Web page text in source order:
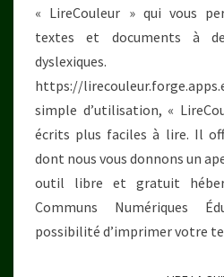
« LireCouleur » qui vous
textes et documents à
dyslexiques.
https://
simple d’utilisation, «
écrits plus faciles à lire. Il
dont nous vous donnons un
outil libre et gratuit
Communs Numériques
possibilité d’imprimer votre